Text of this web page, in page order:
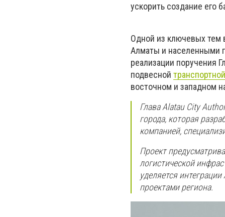
ускорить создание его
Одной из ключевых тем
Алматы и населенными
реализации поручения
подвесной
восточном и западном
Глава Alatau City
города, которая
компанией,
Проект
логистической
уделяется
проектами региона.